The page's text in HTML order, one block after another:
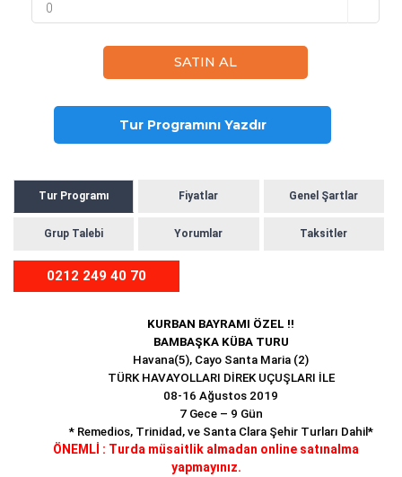
0
Tur Programını Yazdır
Tur Programı Fiyatlar Genel Şartlar
Grup Talebi Yorumlar Taksitler
0212 249 40 70
KURBAN BAYRAMI ÖZEL !!
BAMBAŞKA KÜBA TURU
Havana(5), Cayo Santa Maria (2)
TÜRK HAVAYOLLARI DİREK UÇUŞLARI İLE
08-16 Ağustos 2019
7 Gece – 9 Gün
* Remedios, Trinidad, ve Santa Clara Şehir Turları Dahil*
ÖNEMLİ : Turda müsaitlik almadan online satınalma
yapmayınız.